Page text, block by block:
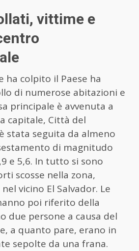
vittime e
ha colpito il Paese ha
di numerose abitazioni e
principale è avvenuta a
capitale, Città del
stata seguita da almeno
di magnitudo
e 5,6. In tutto si sono
scosse nella zona,
vicino El Salvador. Le
poi riferito della
due persone a causa del
a quanto pare, erano in
sepolte da una frana.